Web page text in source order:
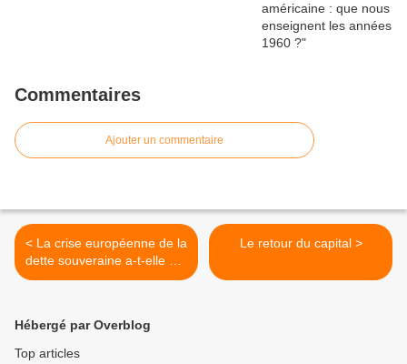
Commentaires
Ajouter un commentaire
< La crise européenne de la
dette souveraine a-t-elle été
auto-réalisatrice ?
Le retour du capital >
Hébergé par Overblog
Top articles